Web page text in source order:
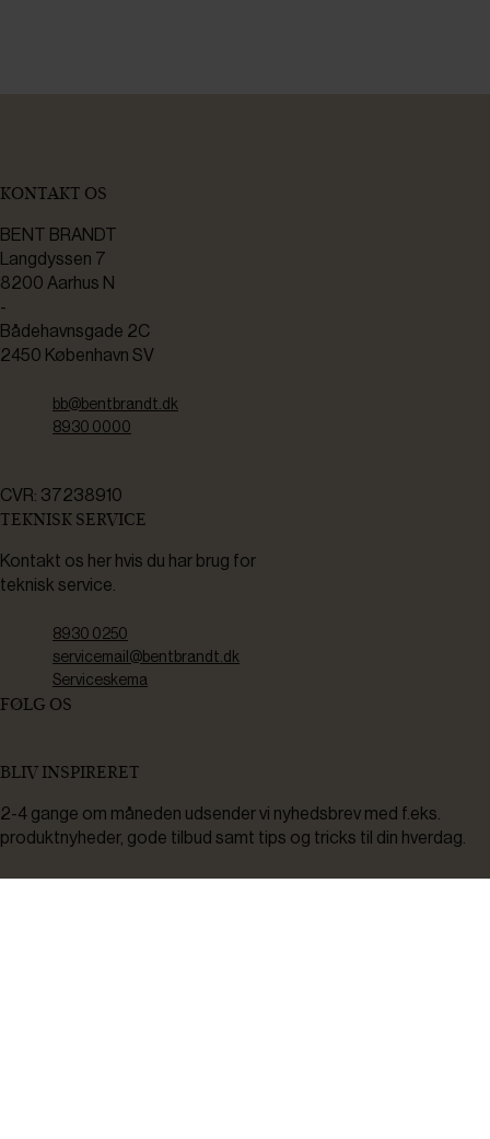
KONTAKT OS
BENT BRANDT
Langdyssen 7
8200 Aarhus N
-
Bådehavnsgade 2C
2450 København SV
bb@bentbrandt.dk
8930 0000
CVR: 37238910
TEKNISK SERVICE
Kontakt os her hvis du har brug for
teknisk service.
8930 0250
servicemail@bentbrandt.dk
Serviceskema
FØLG OS
BLIV INSPIRERET
2-4 gange om måneden udsender vi nyhedsbrev med f.eks.
produktnyheder, gode tilbud samt tips og tricks til din hverdag.